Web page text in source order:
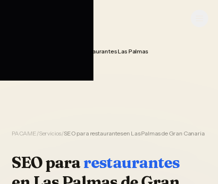
Seo Posicionamiento Restaurantes Las Palmas
PACAME/Servicios/SEO para restaurantes en Las Palmas de Gran Canaria
SEOpararestaurantes